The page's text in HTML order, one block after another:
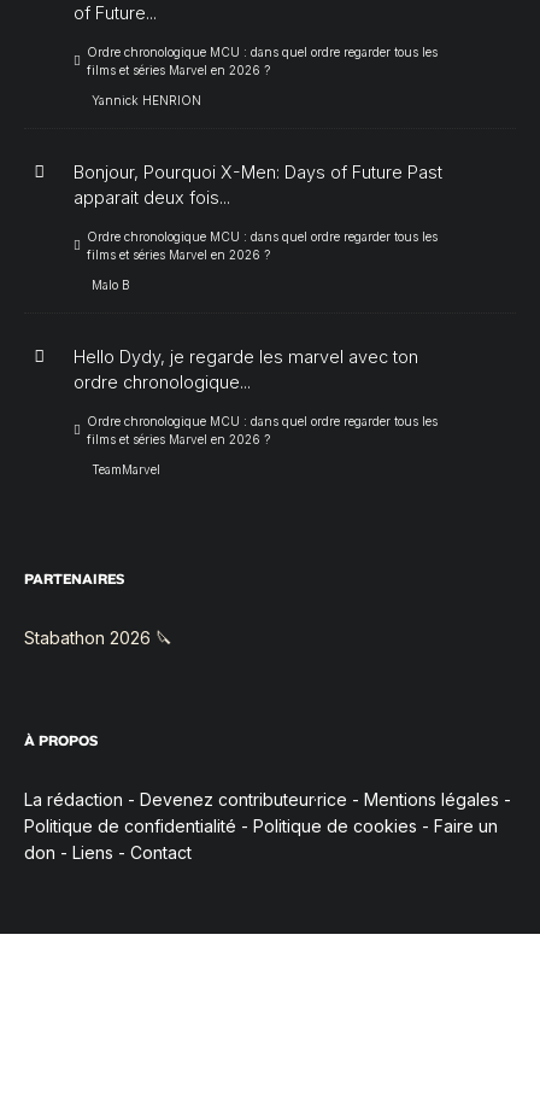
of Future...
Ordre chronologique MCU : dans quel ordre regarder tous les
films et séries Marvel en 2026 ?
Yannick HENRION
Bonjour, Pourquoi X-Men: Days of Future Past
apparait deux fois...
Ordre chronologique MCU : dans quel ordre regarder tous les
films et séries Marvel en 2026 ?
Malo B
Hello Dydy, je regarde les marvel avec ton
ordre chronologique...
Ordre chronologique MCU : dans quel ordre regarder tous les
films et séries Marvel en 2026 ?
TeamMarvel
PARTENAIRES
Stabathon 2026 🔪
À PROPOS
La rédaction - Devenez contributeur·rice - Mentions légales -
Politique de confidentialité - Politique de cookies - Faire un
don - Liens - Contact